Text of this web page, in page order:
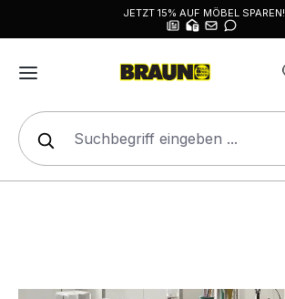
JETZT 15% AUF MÖBEL SPAREN!